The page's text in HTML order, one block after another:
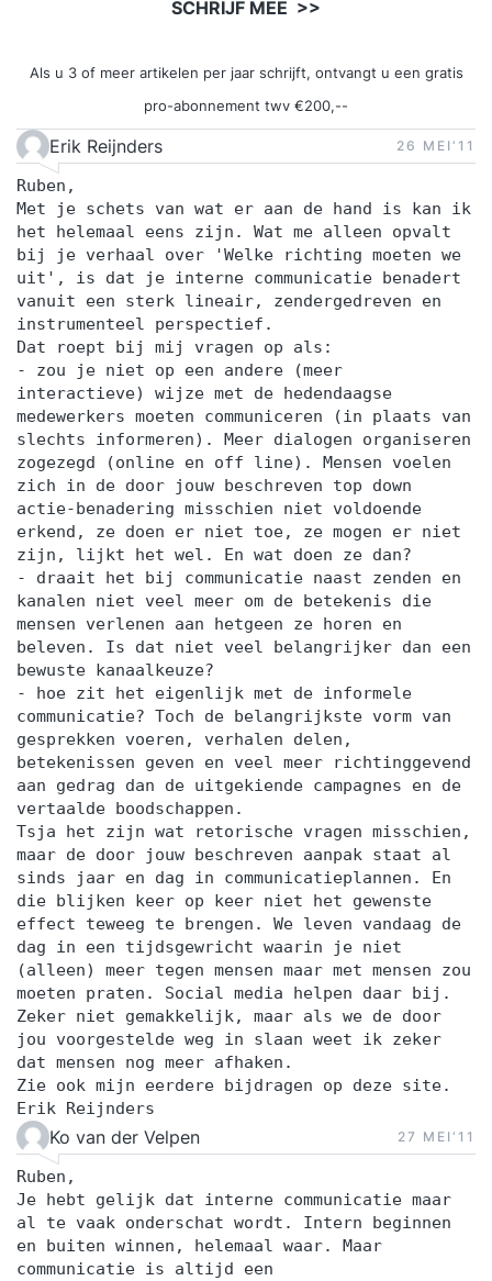
SCHRIJF MEE >>
Als u 3 of meer artikelen per jaar schrijft, ontvangt u een gratis
pro-abonnement twv €200,--
Erik Reijnders 26 MEI‘11
Ruben,
Met je schets van wat er aan de hand is kan ik
het helemaal eens zijn. Wat me alleen opvalt
bij je verhaal over 'Welke richting moeten we
uit', is dat je interne communicatie benadert
vanuit een sterk lineair, zendergedreven en
instrumenteel perspectief.
Dat roept bij mij vragen op als:
- zou je niet op een andere (meer
interactieve) wijze met de hedendaagse
medewerkers moeten communiceren (in plaats van
slechts informeren). Meer dialogen organiseren
zogezegd (online en off line). Mensen voelen
zich in de door jouw beschreven top down
actie-benadering misschien niet voldoende
erkend, ze doen er niet toe, ze mogen er niet
zijn, lijkt het wel. En wat doen ze dan?
- draait het bij communicatie naast zenden en
kanalen niet veel meer om de betekenis die
mensen verlenen aan hetgeen ze horen en
beleven. Is dat niet veel belangrijker dan een
bewuste kanaalkeuze?
- hoe zit het eigenlijk met de informele
communicatie? Toch de belangrijkste vorm van
gesprekken voeren, verhalen delen,
betekenissen geven en veel meer richtinggevend
aan gedrag dan de uitgekiende campagnes en de
vertaalde boodschappen.
Tsja het zijn wat retorische vragen misschien,
maar de door jouw beschreven aanpak staat al
sinds jaar en dag in communicatieplannen. En
die blijken keer op keer niet het gewenste
effect teweeg te brengen. We leven vandaag de
dag in een tijdsgewricht waarin je niet
(alleen) meer tegen mensen maar met mensen zou
moeten praten. Social media helpen daar bij.
Zeker niet gemakkelijk, maar als we de door
jou voorgestelde weg in slaan weet ik zeker
dat mensen nog meer afhaken.
Zie ook mijn eerdere bijdragen op deze site.
Erik Reijnders
Ko van der Velpen 27 MEI‘11
Ruben,
Je hebt gelijk dat interne communicatie maar
al te vaak onderschat wordt. Intern beginnen
en buiten winnen, helemaal waar. Maar
communicatie is altijd een